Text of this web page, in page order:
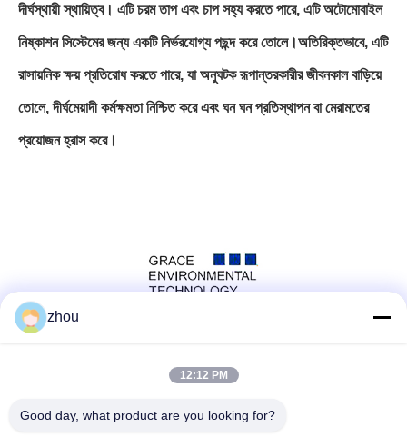
দীর্ঘস্থায়ী স্থায়িত্ব। এটি চরম তাপ এবং চাপ সহ্য করতে পারে, এটি অটোমোবাইল
নিষ্কাশন সিস্টেমের জন্য একটি নির্ভরযোগ্য পছন্দ করে তোলে।অতিরিক্তভাবে, এটি
রাসায়নিক ক্ষয় প্রতিরোধ করতে পারে, যা অনুঘটক রূপান্তরকারীর জীবনকাল বাড়িয়ে
তোলে, দীর্ঘমেয়াদী কর্মক্ষমতা নিশ্চিত করে এবং ঘন ঘন প্রতিস্থাপন বা মেরামতের
প্রয়োজন হ্রাস করে।
zhou
12:12 PM
Good day, what product are you looking for?